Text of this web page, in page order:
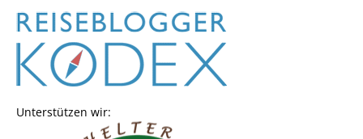
Unterstützen wir: